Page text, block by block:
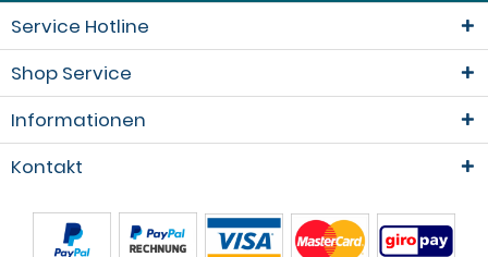
Service Hotline
Shop Service
Informationen
Kontakt